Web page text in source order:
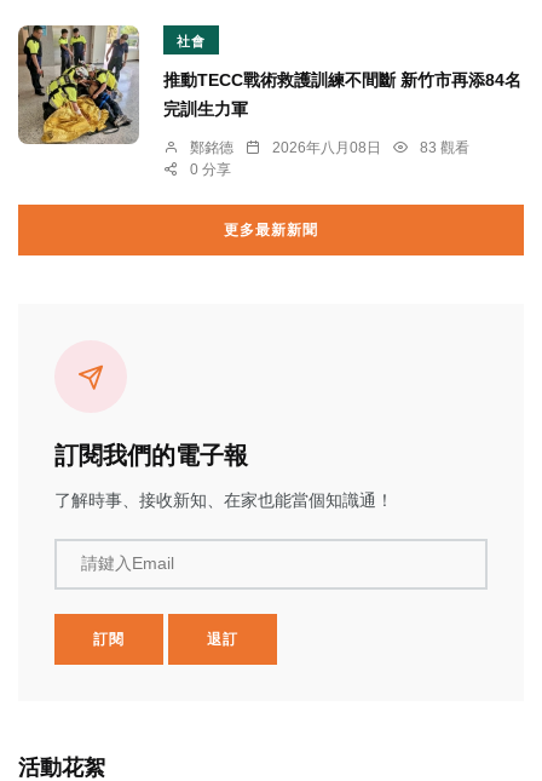
社會
推動TECC戰術救護訓練不間斷 新竹市再添84名
完訓生力軍
鄭銘德 2026年八月08日
83 觀看
0 分享
更多最新新聞
訂閱我們的電子報
了解時事、接收新知、在家也能當個知識通！
請鍵入Email
訂閱 退訂
活動花絮